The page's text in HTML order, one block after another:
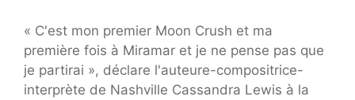
« C'est mon premier Moon Crush et ma
première fois à Miramar et je ne pense pas que
je partirai », déclare l'auteure-compositrice-
interprète de Nashville Cassandra Lewis à la